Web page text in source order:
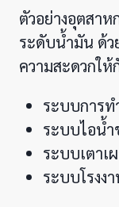
ตัวอย่างอุตสาห
ระดับน้ำมัน ด้
ความสะดวกใ
ระบบการท
ระบบไอน้ำ
ระบบเตาเ
ระบบโรงง